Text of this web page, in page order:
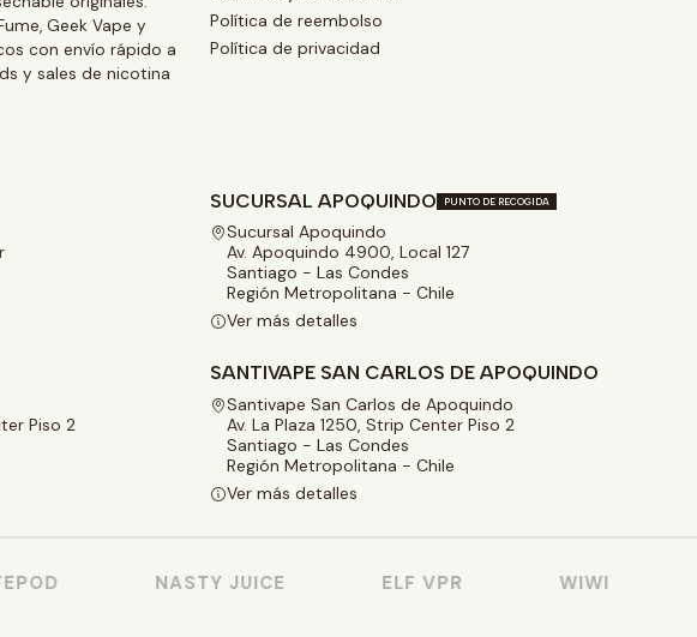
Geek Vape y
con envío rápido a
y sales de nicotina
Política de reembolso
Política de privacidad
SUCURSAL APOQUINDO PUNTO DE RECOGIDA
Sucursal Apoquindo
Av. Apoquindo 4900, Local 127
Santiago - Las Condes
Región Metropolitana - Chile
Ver más detalles
Piso 2
SANTIVAPE SAN CARLOS DE APOQUINDO
Santivape San Carlos de Apoquindo
Av. La Plaza 1250, Strip Center Piso 2
Santiago - Las Condes
Región Metropolitana - Chile
Ver más detalles
NASTY JUICE ELF VPR WIWI